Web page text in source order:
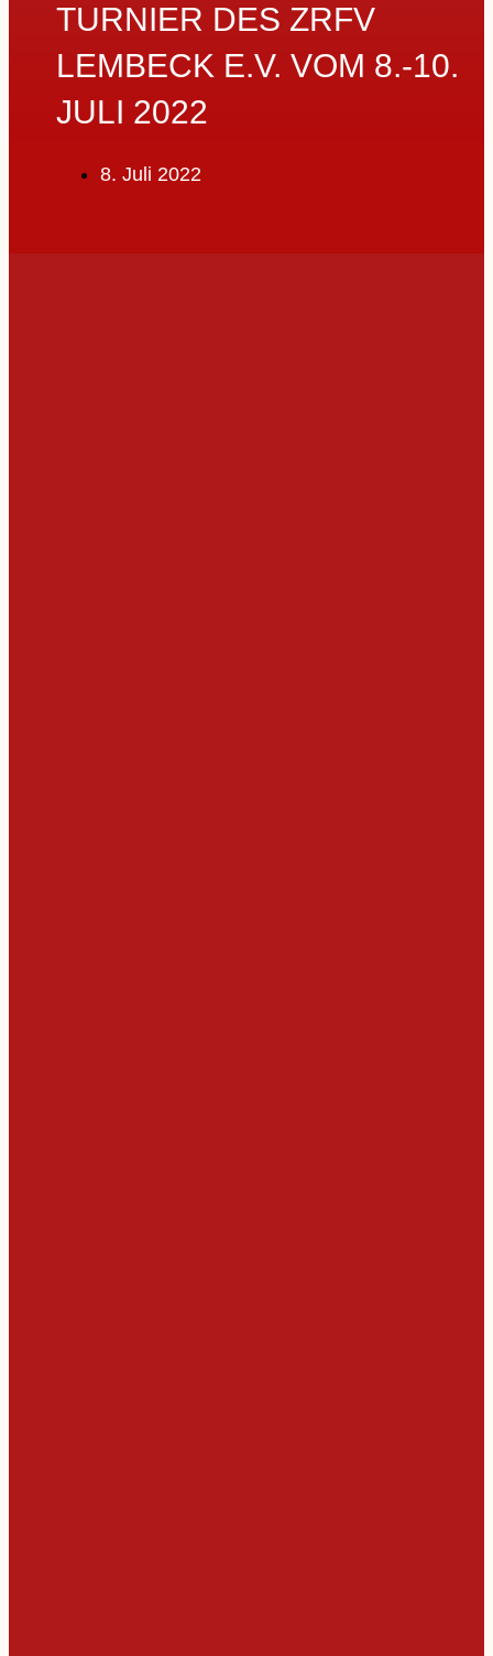
URNIER DES ZRFV L
EMBECK E.V. VOM 8.-10. J
ULI 2022
8. Juli 2022